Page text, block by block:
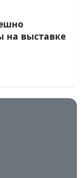
на выставке